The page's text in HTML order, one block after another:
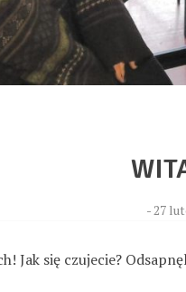
- 27
Jak się czujecie?